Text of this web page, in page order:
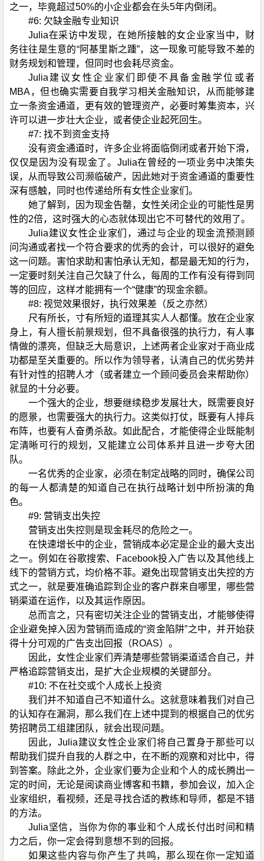
之一，毕竟超过50%的小企业都会在头5年内倒闭。
#6: 欠缺金融专业知识
Julia在采访中发现，在她所接触的女企业家当中，财
务往往是生意的“阿基里斯之踵”，这一现象可能导致不差的
财务规划和管理，但同时也会耗尽资金。
Julia建议女性企业家们即使不具备金融学位或者
MBA，但也确实需要自我学习相关金融知识，从而能够建
立一条资金通道，更有效的管理资产，必要时筹集资本，兴
许可以进一步壮大企业，或者使企业起死回生。
#7: 找不到资金支持
没有资金通道时，许多企业将面临倒闭或者开始下滑，
仅仅是因为没有现金了。Julia在曾经的一项业务中决策失
误，从而导致公司濒临破产，因此她对于资金通道的重要性
深有感触，同时也传递给所有女性企业家们。
她了解到，因为现金告罄，女性关闭企业的可能性是男
性的2倍，这时强大的心态就体现出它不可替代的效用了。
Julia建议女性企业家们，通过与企业的现金流预测顾
问沟通或者找一个符合要求的优秀的会计，可以很好的避免
这一问题。害怕求助和害怕承认无知，都是最无知的行为，
一定要时刻关注自己欠缺了什么，每周的工作有没有得到同
等的回应，这样才能拥有一个“健康”的现金余额。
#8: 视觉效果很好，执行效果差（反之亦然）
尺有所长，寸有所短的道理其实人人都懂。放在企业家
身上，有人擅长前景规划，但不具备很强的执行力，有人事
情做的漂亮，但缺乏大局意识，上述两者企业家对于商业成
功都是至关重要的。所以作为领导者，认清自己的优劣势并
有针对性的招聘人才（或者建立一个顾问委员会来帮助你）
就显的十分必要。
一个强大的企业，想要继续稳步发展壮大，既需要良好
的愿景，也需要强大的执行力。这类似打仗，既要有人排兵
布阵，也要有人奋勇杀敌。如此配合，才能使得企业既能制
定清晰可行的规划，又能建立公司体系并且进一步夸大团
队。
一名优秀的企业家，必须在制定战略的同时，确保公司
的每一人都清楚的知道自己在执行战略计划中所扮演的角
色。
#9: 营销支出失控
营销支出失控则是现金耗尽的危险之一。
在快速增长中的企业，营销成本必定是企业的最大支出
之一。例如在谷歌搜索、Facebook投入广告以及其他线上
线下的营销方式，均价格不菲。避免出现营销支出失控的方
式之一，就是要准确追踪到企业的客户群来自哪里，哪些营
销渠道在运作，以及其运作原因。
总而言之，只有密切关注企业的营销支出，才能够使得
企业避免掉入因为营销而造成的“资金陷阱”之中，并开始获
得十分可观的广告支出回报（ROAS）。
因此，女性企业家们弄清楚哪些营销渠道适合自己，并
严格追踪营销支出，是扩大企业规模的关键部分。
#10: 不在社交或个人成长上投资
我们并不知道自己不知道什么。这就意味着我们对自己
的认知存在漏洞，那么我们在上述中提到的根据自己的优劣
势招聘员工组建团队，就会出现问题。
因此，Julia建议女性企业家们将自己置身于那些可以
帮助我们提升自我的人群之中，在不断的观察和对比中，得
到答案。除此之外，企业家们要为企业和个人的成长腾出一
定的时间，无论是阅读商业博客和书籍，参加会议，加入企
业家组织，看视频，还是寻找合适的教练和导师，都是不错
的方法。
Julia坚信，当你为你的事业和个人成长付出时间和精
力之后，你一定会得到意想不到的回报。
如果这些内容与你产生了共鸣，那么现在你一定知道